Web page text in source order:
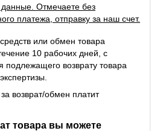
данные. Отмечаете без
платежа, отправку за наш счет.
или обмен товара
10 рабочих дней, с
подлежащего возврату товара
возврат/обмен платит
товара вы можете